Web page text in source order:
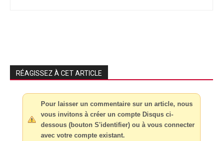
RÉAGISSEZ À CET ARTICLE
Pour laisser un commentaire sur un article, nous
vous invitons à créer un compte Disqus ci-
dessous (bouton S'identifier) ou à vous connecter
avec votre compte existant.